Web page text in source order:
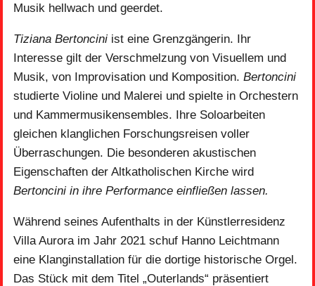
Musik hellwach und geerdet.
Tiziana Bertoncini ist eine Grenzgängerin. Ihr
Interesse gilt der Verschmelzung von Visuellem und
Musik, von Improvisation und Komposition. Bertoncini
studierte Violine und Malerei und spielte in Orchestern
und Kammermusikensembles. Ihre Soloarbeiten
gleichen klanglichen Forschungsreisen voller
Überraschungen. Die besonderen akustischen
Eigenschaften der Altkatholischen Kirche wird
Bertoncini in ihre Performance einfließen lassen.
Während seines Aufenthalts in der Künstlerresidenz
Villa Aurora im Jahr 2021 schuf Hanno Leichtmann
eine Klanginstallation für die dortige historische Orgel.
Das Stück mit dem Titel „Outerlands“ präsentiert